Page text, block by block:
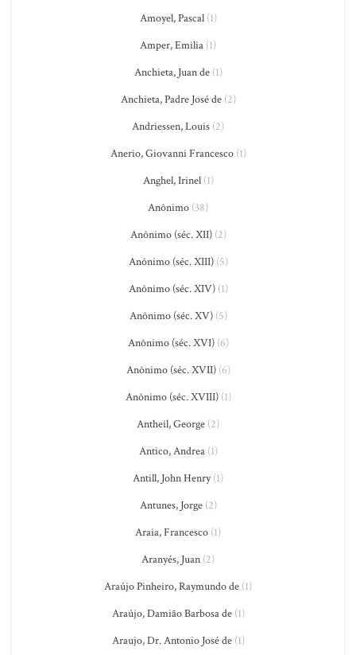
Amoyel, Pascal(1)
Amper, Emilia (1)
Anchieta, Juan de(1)
Anchieta, Padre José de(2)
Andriessen, Louis (2)
Anerio, Giovanni Francesco(1)
Anghel, Irinel(1)
Anônimo (38)
Anônimo (séc. XII)(2)
Anônimo (séc. XIII)(5)
Anônimo (séc. XIV)(1)
Anônimo (séc. XV)(5)
Anônimo (séc. XVI)(6)
Anônimo (séc. XVII)(6)
Anônimo (séc. XVIII)(1)
Antheil, George (2)
Antico, Andrea(1)
Antill, John Henry(1)
Antunes, Jorge(2)
Araia, Francesco (1)
Aranyés, Juan (2)
Araújo Pinheiro, Raymundo de (1)
Araújo, Damião Barbosa de(1)
Araujo, Dr. Antonio José de(1)